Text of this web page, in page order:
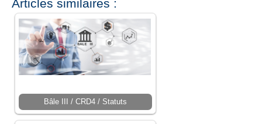
Articles similaires :
Bâle III / CRD4 / Statuts